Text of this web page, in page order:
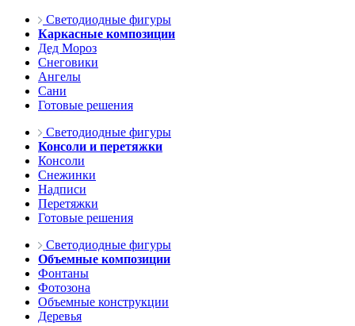
Светодиодные фигуры
Каркасные композиции
Дед Мороз
Снеговики
Ангелы
Сани
Готовые решения
Светодиодные фигуры
Консоли и перетяжки
Консоли
Снежинки
Надписи
Перетяжки
Готовые решения
Светодиодные фигуры
Объемные композиции
Фонтаны
Фотозона
Объемные конструкции
Деревья